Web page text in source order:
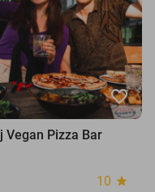
favorite_border
Vegan Pizza Bar
10 star